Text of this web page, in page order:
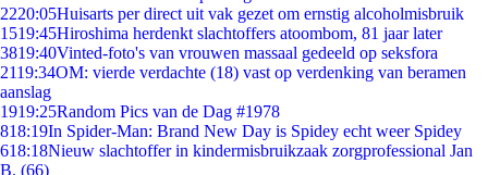
2220:05Huisarts per direct uit vak gezet om ernstig alcoholmisbruik
1519:45Hiroshima herdenkt slachtoffers atoombom, 81 jaar later
3819:40Vinted-foto's van vrouwen massaal gedeeld op seksfora
2119:34OM: vierde verdachte (18) vast op verdenking van beramen
aanslag
1919:25Random Pics van de Dag #1978
818:19In Spider-Man: Brand New Day is Spidey echt weer Spidey
618:18Nieuw slachtoffer in kindermisbruikzaak zorgprofessional Jan
B. (66)